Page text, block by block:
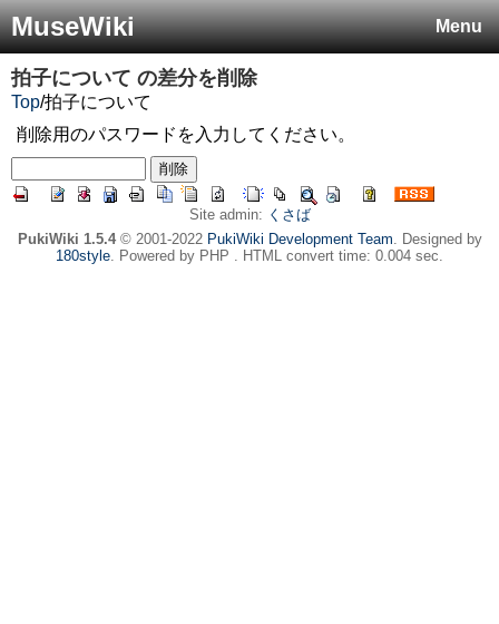
Menu
MuseWiki
拍子について の差分を削除
Top/拍子について
削除用のパスワードを入力してください。
Site admin: くさば
PukiWiki 1.5.4© 2001-2022 PukiWiki Development Team. Designed by
180style. Powered by PHP . HTML convert time: 0.004 sec.